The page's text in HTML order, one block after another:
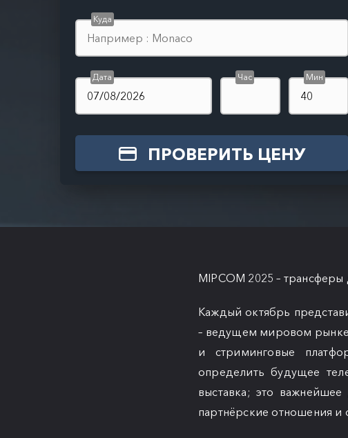
Куда
Дата Час Мин
ПРОВЕРИТЬ ЦЕНУ
MIPCOM 2025 –
Каждый октябрь
– ведущем мировом рынке
и стриминговые
определить будущее
выставка; это
партнёрские отношения и